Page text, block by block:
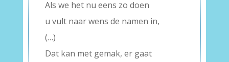
Als we het nu eens zo doen
u vult naar wens de namen in,
(…)
Dat kan met gemak, er gaat